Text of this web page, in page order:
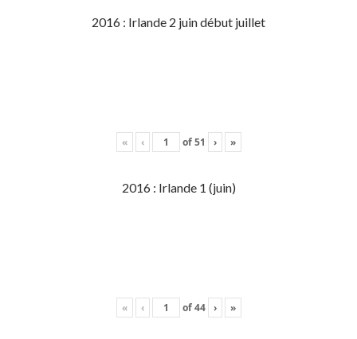
2016 : Irlande 2 juin début juillet
« ‹ of51 › »
2016 : Irlande 1 (juin)
« ‹ of44 › »